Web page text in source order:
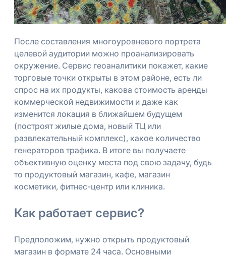
После составления многоуровневого портрета
целевой аудитории можно проанализировать
окружение. Сервис геоаналитики покажет, какие
торговые точки открыты в этом районе, есть ли
спрос на их продукты, какова стоимость аренды
коммерческой недвижимости и даже как
изменится локация в ближайшем будущем
(построят жилые дома, новый ТЦ или
развлекательный комплекс), какое количество
генераторов трафика. В итоге вы получаете
объективную оценку места под свою задачу, будь
то продуктовый магазин, кафе, магазин
косметики, фитнес-центр или клиника.
Как работает сервис?
Предположим, нужно открыть продуктовый
магазин в формате 24 часа. Основными